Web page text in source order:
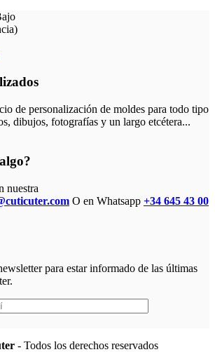
de personalización de moldes para todo tipo
dibujos, fotografías y un largo etcétera...
nuestra
O en Whatsapp +34 645 43 00
para estar informado de las últimas
- Todos los derechos reservados